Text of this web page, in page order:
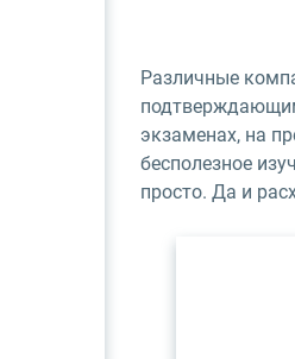
Различные
экзаменах, на
бесполезное
просто. Да и